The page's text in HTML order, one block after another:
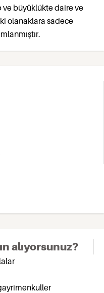
büyüklükte daire ve
olanaklara sadece
alıyorsunuz?